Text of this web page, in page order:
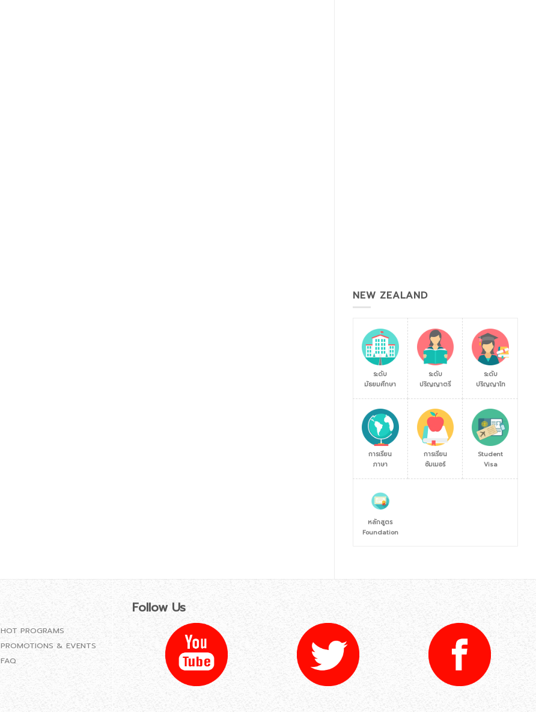
NEW ZEALAND
ระดับ
มัธยมศึกษา
ระดับ
ปริญญาตรี
ระดับ
ปริญญาโท
การเรียน
ภาษา
การเรียน
ซัมเมอร์
Student
Visa
หลักสูตร
Foundation
Follow Us
HOT PROGRAMS
PROMOTIONS & EVENTS
FAQ